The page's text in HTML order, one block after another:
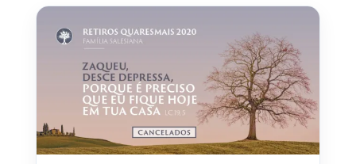
t
C
o
n
a
t
o